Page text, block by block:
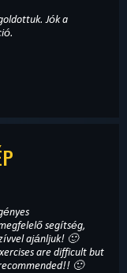
Jók a
segítség,
ajánljuk! 🙂
are difficult but
🙂